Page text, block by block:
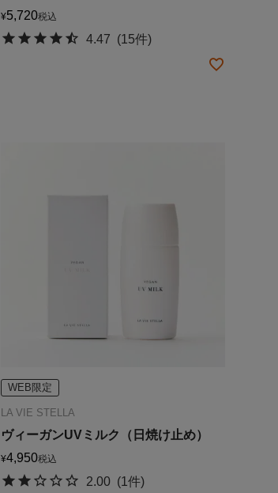
¥5,720税込
4.47 (15件)
WEB限定
LA VIE STELLA
ヴィーガンUVミルク（日焼け止め）
¥4,950税込
2.00 (1件)